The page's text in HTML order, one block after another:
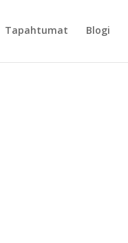
Tapahtumat Blogi